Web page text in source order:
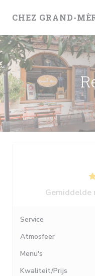
CHEZ GRAND-
Service
Atmosfeer
Menu's
Kwaliteit/Prijs